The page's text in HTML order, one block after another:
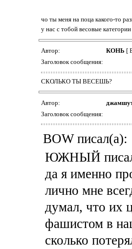
чо ты меня на поца какого-то
у нас с тобой весовые
Автор: КОНЬ [
Заголовок сообщения:
СКОЛЬКО ТЫ ВЕСЕШЬ?
Автор:
Заголовок сообщения:
BOW писал(а):
ЮЖНЫЙ
да я именно
лично мне
думал, что их
фашистом в
сколько